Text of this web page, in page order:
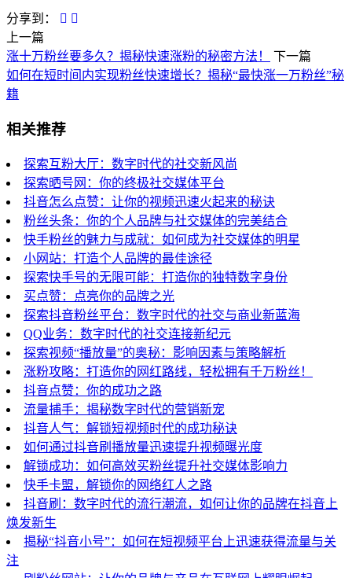
分享到：
上一篇
涨十万粉丝要多久？揭秘快速涨粉的秘密方法！
下一篇
如何在短时间内实现粉丝快速增长？揭秘“最快涨一万粉丝”秘
籍
相关推荐
探索互粉大厅：数字时代的社交新风尚
探索晒号网：你的终极社交媒体平台
抖音怎么点赞：让你的视频迅速火起来的秘诀
粉丝头条：你的个人品牌与社交媒体的完美结合
快手粉丝的魅力与成就：如何成为社交媒体的明星
小网站：打造个人品牌的最佳途径
探索快手号的无限可能：打造你的独特数字身份
买点赞：点亮你的品牌之光
探索抖音粉丝平台：数字时代的社交与商业新蓝海
QQ业务：数字时代的社交连接新纪元
探索视频“播放量”的奥秘：影响因素与策略解析
涨粉攻略：打造你的网红路线，轻松拥有千万粉丝！
抖音点赞：你的成功之路
流量捕手：揭秘数字时代的营销新宠
抖音人气：解锁短视频时代的成功秘诀
如何通过抖音刷播放量迅速提升视频曝光度
解锁成功：如何高效买粉丝提升社交媒体影响力
快手卡盟，解锁你的网络红人之路
抖音刷：数字时代的流行潮流，如何让你的品牌在抖音上
焕发新生
揭秘“抖音小号”：如何在短视频平台上迅速获得流量与关
注